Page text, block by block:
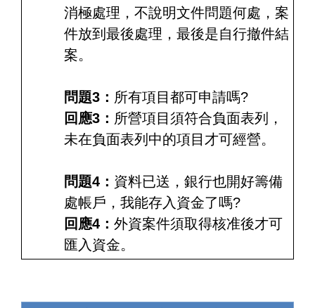
消極處理，不說明文件問題何處，案
件放到最後處理，最後是自行撤件結
案。
問題3： 所有項目都可申請嗎?
回應3： 所營項目須符合負面表列，
未在負面表列中的項目才可經營。
問題4： 資料已送，銀行也開好籌備
處帳戶，我能存入資金了嗎?
回應4： 外資案件須取得核准後才可
匯入資金。